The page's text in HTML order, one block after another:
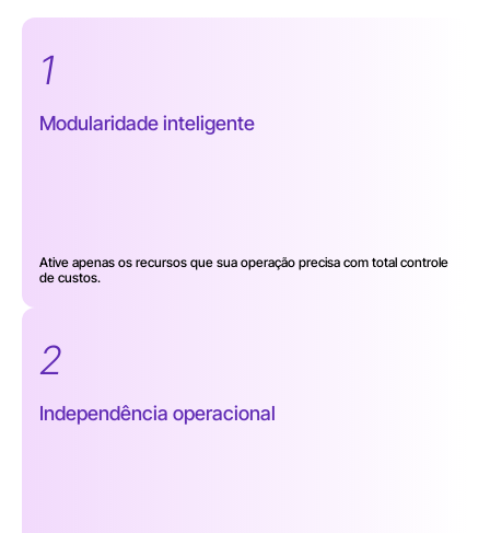
1
Modularidade inteligente
Ative apenas os recursos que sua operação precisa com total controle
de custos.
2
Independência operacional